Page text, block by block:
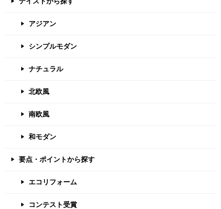
アジアン
シンプルモダン
ナチュラル
北欧風
南欧風
和モダン
要点・ポイントから探す
エコリフォーム
コンテスト受賞